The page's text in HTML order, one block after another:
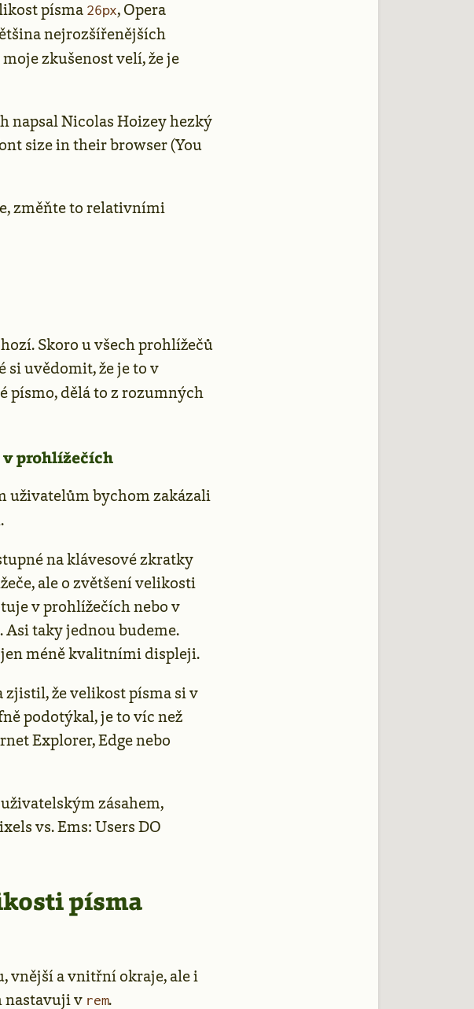
písma 26px, Opera
nejrozšířenějších
zkušenost velí, že je
napsal Nicolas Hoizey hezký
size in their browser (You
změňte to relativními
Skoro u všech prohlížečů
si uvědomit, že je to v
písmo, dělá to z rozumných
v prohlížečích
uživatelům bychom zakázali
na klávesové zkratky
ale o zvětšení velikosti
v prohlížečích nebo v
Asi taky jednou budeme.
méně kvalitními displeji.
že velikost písma si v
podotýkal, je to víc než
Explorer, Edge nebo
zásahem,
vs. Ems: Users DO
písma
vnější a vnitřní okraje, ale i
nastavuji v rem.